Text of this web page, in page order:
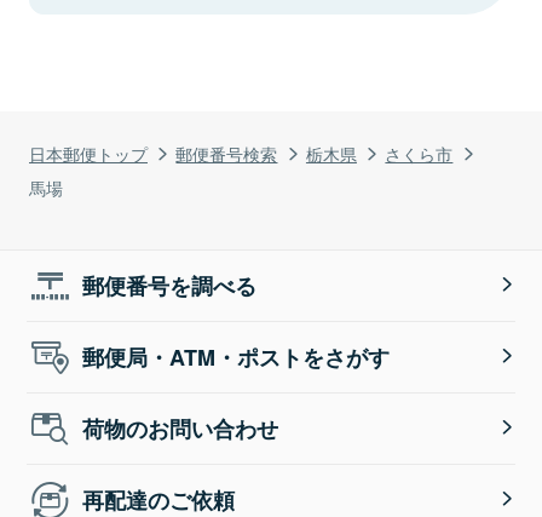
日本郵便トップ 郵便番号検索 栃木県
さくら市
馬場
郵便番号を調べる
郵便局・ATM・ポストをさがす
荷物のお問い合わせ
再配達のご依頼